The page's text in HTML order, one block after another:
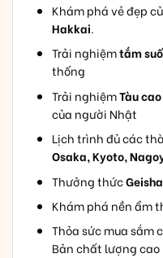
Khám phá vẻ đẹp
Hakkai.
Trải nghiệmtắm
thống
Trải nghiệmTàu
của người Nhật
Lịch trình đủ các
Osaka, Kyoto,
Thưởng thức
Khám phá nền ẩm
Thỏa sức mua sắm
Bản chất lượng cao